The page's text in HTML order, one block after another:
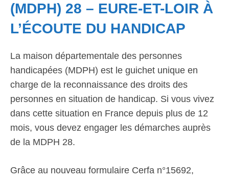
(MDPH) 28 – EURE-ET-LOIR À
L’ÉCOUTE DU HANDICAP
La maison départementale des personnes
handicapées (MDPH) est le guichet unique en
charge de la reconnaissance des droits des
personnes en situation de handicap. Si vous vivez
dans cette situation en France depuis plus de 12
mois, vous devez engager les démarches auprès
de la MDPH 28.
Grâce au nouveau formulaire Cerfa n°15692,